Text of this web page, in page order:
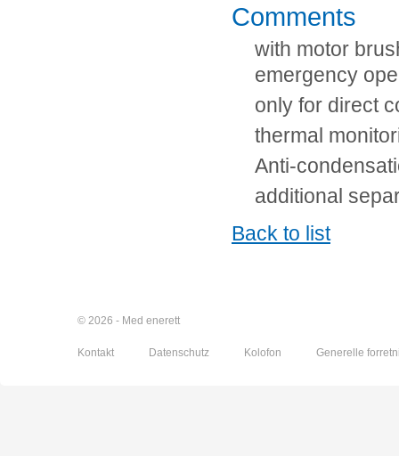
Comments
with motor
emergency
only for direct
thermal
Anti-
additional
Back to list
© 2026 - Med enerett
Kontakt Datenschutz Kolofon Generelle